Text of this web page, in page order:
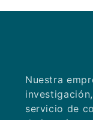
Nuestra
servicio de